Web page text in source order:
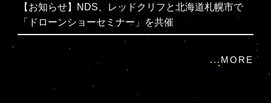
【お知らせ】NDS、レッドクリフと北海道札幌市で
「ドローンショーセミナー」を共催
...MORE